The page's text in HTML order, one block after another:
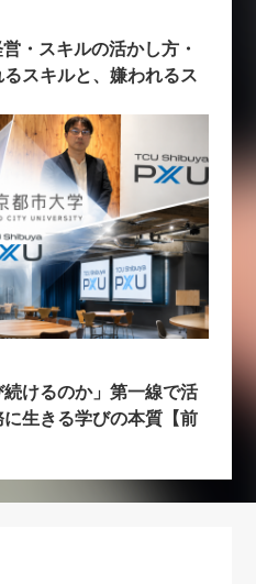
・スキルの活かし方・
スキルと、嫌われるス
続けるのか」第一線で活
生きる学びの本質【前